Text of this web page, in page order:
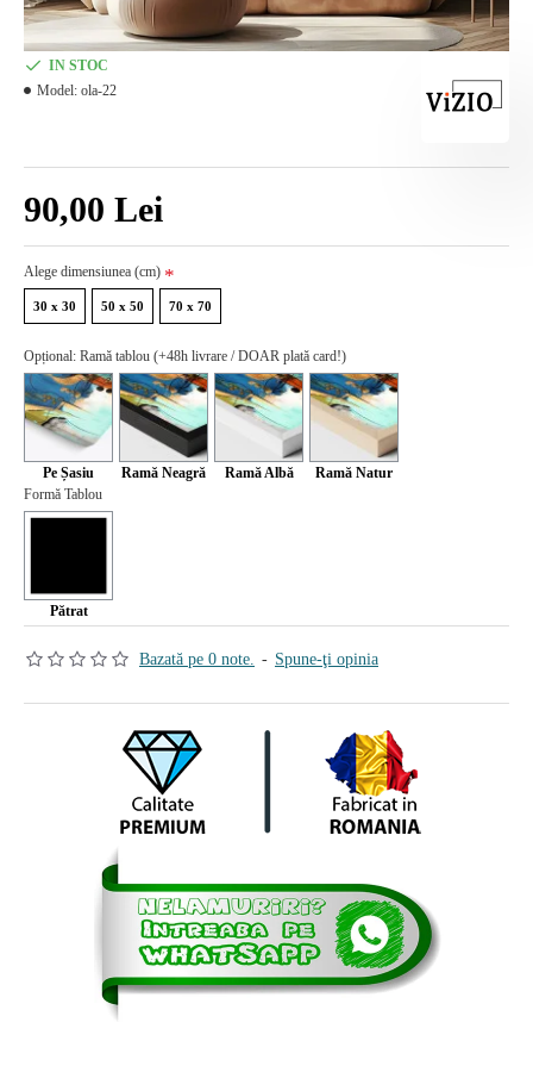
Bazată pe 0 note. - Spune-ţi opinia
90,00 Lei
IN STOC
Model: ola-22
Alege dimensiunea (cm)
30 x 30 50 x 50 70 x 70
Opțional: Ramă tablou (+48h livrare / DOAR plată card!)
Pe Șasiu Ramă Neagră Ramă Albă
Ramă Natur
Formă Tablou
Pătrat